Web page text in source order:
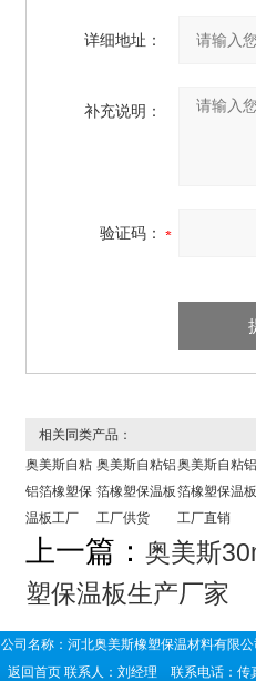
详细地址：
补充说明：
验证码：
相关同类产品：
奥美斯自粘
铝箔橡塑保
温板工厂
奥美斯自粘铝
箔橡塑保温板
工厂供货
奥美斯自粘铝
箔橡塑保温板
工厂直销
上一篇： 奥美斯
塑保温板生产厂家
公司名称：河北奥美斯橡塑保温材料有
返回首页 联系人：刘经理 联系电话：